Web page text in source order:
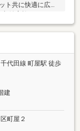
ト共に快適に広さ
立地京成本線「新
分で山手線への乗
7分毎日の買い物
完備ベビーカーや
ミュニティー管理
■かんたんネット
る】ボタンをタッ
所をクリックで
代田線 町屋駅 徒歩
建
町屋２